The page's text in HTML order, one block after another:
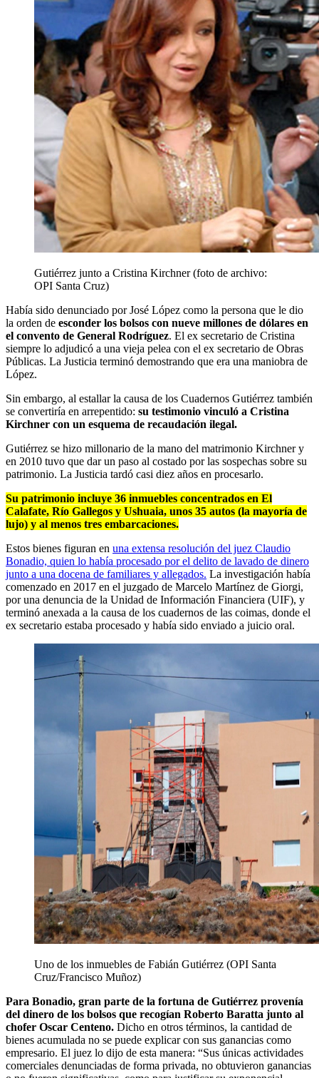
Gutiérrez junto a Cristina Kirchner (foto de archivo:
OPI Santa Cruz)
Había sido denunciado por José López como la persona que le dio
la orden de esconder los bolsos con nueve millones de dólares en
el convento de General Rodríguez. El ex secretario de Cristina
siempre lo adjudicó a una vieja pelea con el ex secretario de Obras
Públicas. La Justicia terminó demostrando que era una maniobra de
López.
Sin embargo, al estallar la causa de los Cuadernos Gutiérrez también
se convertiría en arrepentido: su testimonio vinculó a Cristina
Kirchner con un esquema de recaudación ilegal.
Gutiérrez se hizo millonario de la mano del matrimonio Kirchner y
en 2010 tuvo que dar un paso al costado por las sospechas sobre su
patrimonio. La Justicia tardó casi diez años en procesarlo.
Su patrimonio incluye 36 inmuebles concentrados en El
Calafate, Río Gallegos y Ushuaia, unos 35 autos (la mayoría de
lujo) y al menos tres embarcaciones.
Estos bienes figuran en una extensa resolución del juez Claudio
Bonadio, quien lo había procesado por el delito de lavado de dinero
junto a una docena de familiares y allegados. La investigación había
comenzado en 2017 en el juzgado de Marcelo Martínez de Giorgi,
por una denuncia de la Unidad de Información Financiera (UIF), y
terminó anexada a la causa de los cuadernos de las coimas, donde el
ex secretario estaba procesado y había sido enviado a juicio oral.
Uno de los inmuebles de Fabián Gutiérrez (OPI Santa
Cruz/Francisco Muñoz)
Para Bonadio, gran parte de la fortuna de Gutiérrez provenía
del dinero de los bolsos que recogían Roberto Baratta junto al
chofer Oscar Centeno. Dicho en otros términos, la cantidad de
bienes acumulada no se puede explicar con sus ganancias como
empresario. El juez lo dijo de esta manera: “Sus únicas actividades
comerciales denunciadas de forma privada, no obtuvieron ganancias